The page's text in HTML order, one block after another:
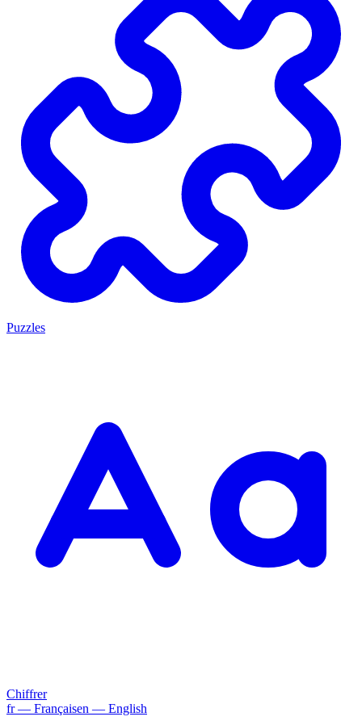
Puzzles
Chiffrer
fr— Françaisen — English